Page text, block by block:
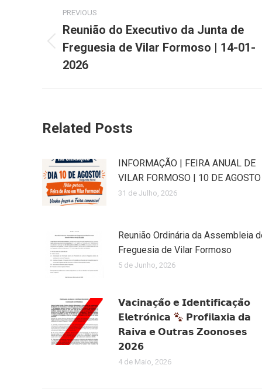
Post
navigation
PREVIOUS
Previous
post:
Reunião do Executivo da Junta de
Freguesia de Vilar Formoso | 14-01-
2026
Related Posts
INFORMAÇÃO | FEIRA ANUAL DE
VILAR FORMOSO | 10 DE AGOSTO
31 de Julho, 2026
Reunião Ordinária da Assembleia
Freguesia de Vilar Formoso
5 de Junho, 2026
𝗩𝗮𝗰𝗶𝗻𝗮𝗰̧𝗮̃𝗼 𝗲 𝗜𝗱𝗲𝗻𝘁𝗶𝗳𝗶𝗰𝗮𝗰̧𝗮̃𝗼
𝗘𝗹𝗲𝘁𝗿𝗼́𝗻𝗶𝗰𝗮
𝗣𝗿𝗼𝗳𝗶𝗹𝗮𝘅𝗶𝗮 𝗱𝗮
𝗥𝗮𝗶𝘃𝗮 𝗲 𝗢𝘂𝘁𝗿𝗮𝘀 𝗭𝗼𝗼𝗻𝗼𝘀𝗲𝘀
𝟮𝟬𝟮𝟲
4 de Maio, 2026